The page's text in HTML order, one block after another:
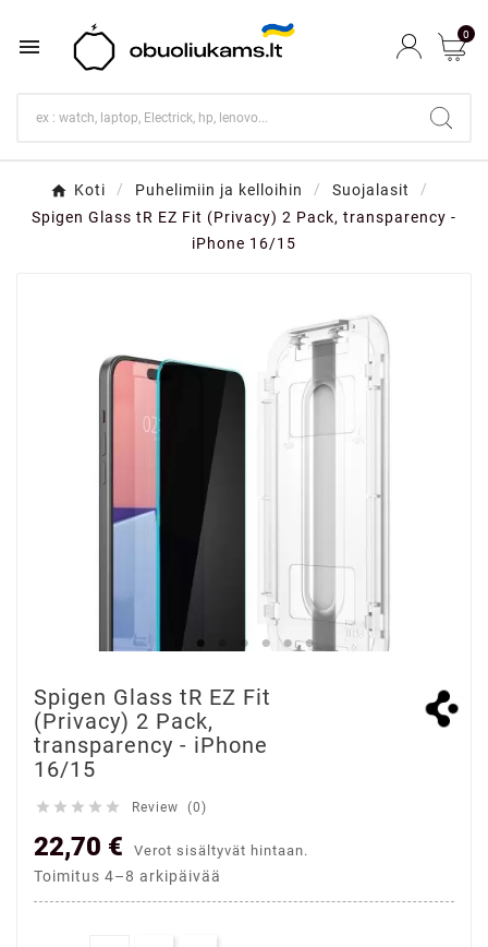
 0
Koti Puhelimiin ja kelloihin
Suojalasit
Spigen Glass tR EZ Fit (Privacy) 2 Pack, transparency -
iPhone 16/15
Spigen Glass tR EZ Fit
(Privacy) 2 Pack,
transparency - iPhone
16/15
     Review (0)
22,70 € Verot sisältyvät hintaan.
Toimitus 4–8 arkipäivää